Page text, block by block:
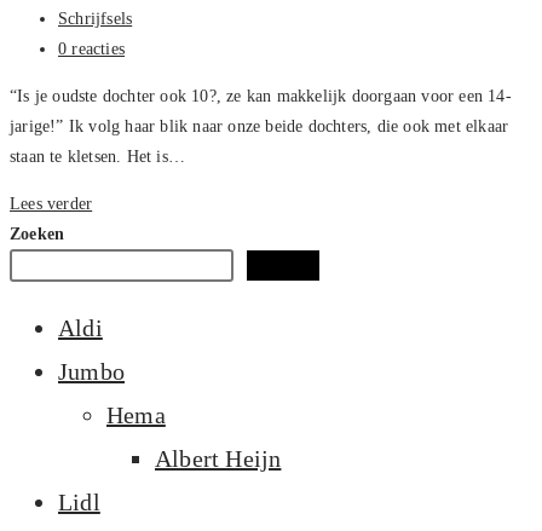
gepubliceerd
op:
Berichtcategorie:
Schrijfsels
Bericht
0 reacties
“Is je oudste dochter ook 10?, ze kan makkelijk doorgaan voor een 14-
jarige!” Ik volg haar blik naar onze beide dochters, die ook met elkaar
staan te kletsen. Het is…
Lees verderOver
haar
lichaam
Zoeken
Aldi
Jumbo
Hema
Albert Heijn
Lidl